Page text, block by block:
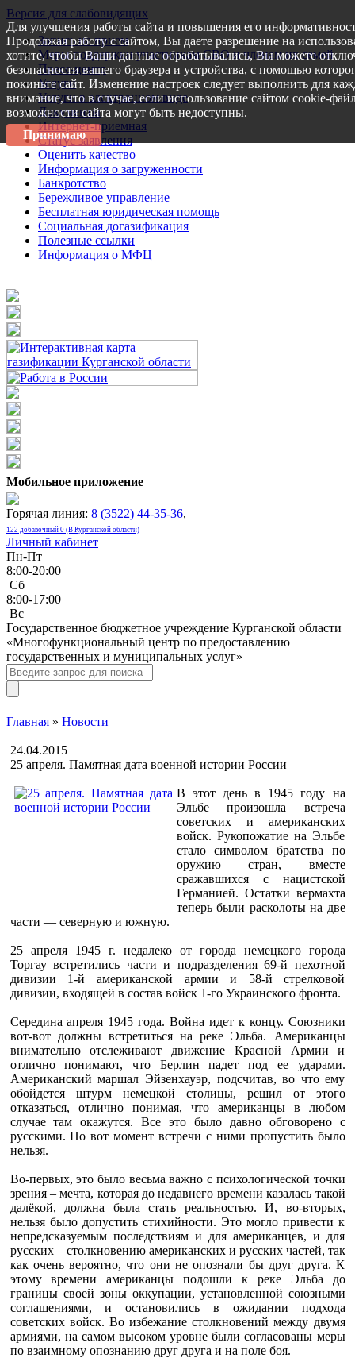
Версия для слабовидящих
Запись на прием
Меры поддержки участникам СВО и членам их семей
Пресс-центр
Услуги
Услуги в электронном виде
Документы
Интернет-приемная
Статус заявления
Оценить качество
Информация о загруженности
Банкротство
Бережливое управление
Бесплатная юридическая помощь
Социальная догазификация
Полезные ссылки
Информация о МФЦ
Мобильное приложение
Горячая линия: 8 (3522) 44-35-36,
122 добавочный 0 (В Курганской области)
Личный кабинет
Пн-Пт
8:00-20:00
Сб
8:00-17:00
Bc
Государственное бюджетное учреждение Курганской области
«Многофункциональный центр по предоставлению
государственных и муниципальных услуг»
Главная » Новости
24.04.2015
25 апреля. Памятная дата военной истории России
В этот день в 1945 году на
Эльбе произошла встреча
советских и американских
войск. Рукопожатие на Эльбе
стало символом братства по
оружию стран, вместе
сражавшихся с нацистской
Германией. Остатки вермахта
теперь были расколоты на две
части — северную и южную.
25 апреля 1945 г. недалеко от города немецкого города
Торгау встретились части и подразделения 69-й пехотной
дивизии 1-й американской армии и 58-й стрелковой
дивизии, входящей в состав войск 1-го Украинского фронта.
Середина апреля 1945 года. Война идет к концу. Союзники
вот-вот должны встретиться на реке Эльба. Американцы
внимательно отслеживают движение Красной Армии и
отлично понимают, что Берлин падет под ее ударами.
Американский маршал Эйзенхауэр, подсчитав, во что ему
обойдется штурм немецкой столицы, решил от этого
отказаться, отлично понимая, что американцы в любом
случае там окажутся. Все это было давно обговорено с
русскими. Но вот момент встречи с ними пропустить было
нельзя.
Во-первых, это было весьма важно с психологической точки
зрения – мечта, которая до недавнего времени казалась такой
далёкой, должна была стать реальностью. И, во-вторых,
нельзя было допустить стихийности. Это могло привести к
непредсказуемым последствиям и для американцев, и для
русских – столкновению американских и русских частей, так
как очень вероятно, что они не опознали бы друг друга. К
этому времени американцы подошли к реке Эльба до
границы своей зоны оккупации, установленной союзными
соглашениями, и остановились в ожидании подхода
советских войск. Во избежание столкновений между двумя
армиями, на самом высоком уровне были согласованы меры
по взаимному опознанию друг друга и на поле боя.
Для улучшения работы сайта и повышения его
Продолжая работу с сайтом, Вы даете разрешение на
хотите, чтобы Ваши данные обрабатывались, Вы можете
безопасности вашего браузера и устройства, с помощью
покиньте сайт. Изменение настроек следует выполнить для
внимание, что в случае, если использование сайтом cookie-
возможности сайта могут быть недоступны.
Принимаю